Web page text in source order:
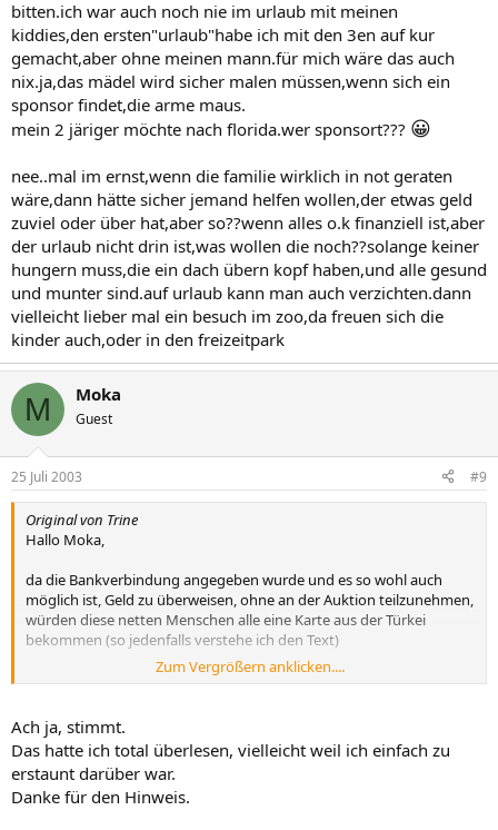
bitten.ich war auch noch nie im urlaub mit meinen
kiddies,den ersten"urlaub"habe ich mit den 3en auf kur
gemacht,aber ohne meinen mann.für mich wäre das auch
nix.ja,das mädel wird sicher malen müssen,wenn sich ein
sponsor findet,die arme maus.
mein 2 järiger möchte nach florida.wer sponsort??? 😀
nee..mal im ernst,wenn die familie wirklich in not geraten
wäre,dann hätte sicher jemand helfen wollen,der etwas geld
zuviel oder über hat,aber so??wenn alles o.k finanziell ist,aber
der urlaub nicht drin ist,was wollen die noch??solange keiner
hungern muss,die ein dach übern kopf haben,und alle gesund
und munter sind.auf urlaub kann man auch verzichten.dann
vielleicht lieber mal ein besuch im zoo,da freuen sich die
kinder auch,oder in den freizeitpark
M Moka
Guest
25 Juli 2003 #9
Original von Trine
Hallo Moka,
da die Bankverbindung angegeben wurde und es so wohl auch
möglich ist, Geld zu überweisen, ohne an der Auktion teilzunehmen,
würden diese netten Menschen alle eine Karte aus der Türkei
bekommen (so jedenfalls verstehe ich den Text)
Zum Vergrößern anklicken....
Ach ja, stimmt.
Das hatte ich total überlesen, vielleicht weil ich einfach zu
erstaunt darüber war.
Danke für den Hinweis.